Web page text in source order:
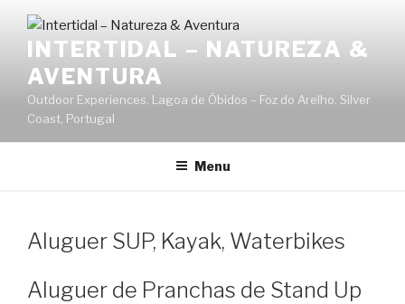
conteúdo
INTERTIDAL – NATUREZA &
AVENTURA
Outdoor Experiences. Lagoa de Óbidos – Foz do Arelho. Silver
Coast, Portugal
Menu
Aluguer SUP, Kayak, Waterbikes
Aluguer de Pranchas de Stand Up